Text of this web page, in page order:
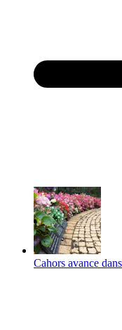
Cahors avance